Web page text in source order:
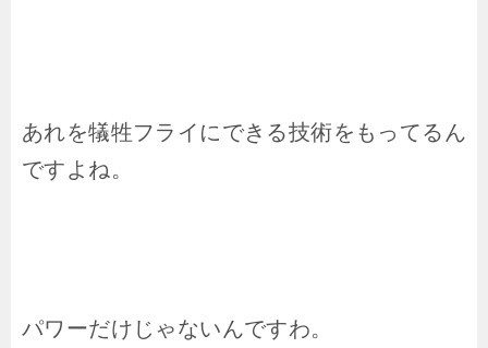
あれを犠牲フライにできる技術をもってるん
ですよね。
パワーだけじゃないんですわ。